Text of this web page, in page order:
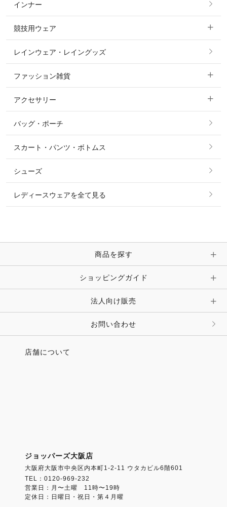
ニーグリップ・膝革 キュロット
ポロシャツ
カットソー・Tシャツ・タンクトップ
パーカー・トレーナー・スウェット
ニット・セーター
シャツ・ブラウス・ワンピース
すべてのアウター
コート
ジャケット・ブルゾン
その他 アウター
インナー
競技用ウェア
すべての競技用ウェア
ショージャケット
ショーシャツ
レインウェア・レイングッズ
ファッション雑貨
すべてのファッション雑貨
ソックス
ベルト
マフラー・スカーフ・ストール・スヌード
時計・財布・キーケース・革小物
キーホルダー・チャーム・ストラップ
アクセサリー
すべてのアクセサリー
リング
ピアス・イヤリング
ピン・ブローチ・コサージュ
その他 アクセサリー
バッグ・ポーチ
スカート・パンツ・ボトムス
シューズ
レディースウェアを全て見る
商品を探す
ショッピングガイド
法人向け販売
お問い合わせ
店舗について
ジョッパーズ大阪店
大阪府大阪市中央区内本町1-2-11 ウタカビル6階601
TEL：0120-969-232
営業日：月〜土曜 11時〜19時
定休日：日曜日・祝日・第４月曜